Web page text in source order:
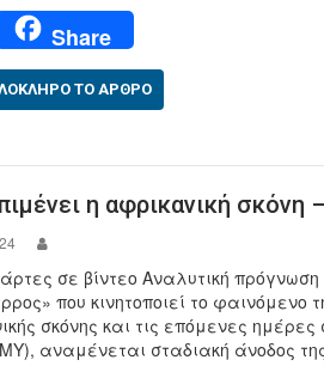
Share
ΤΟ ΆΡΘΡΟ
η αφρικανική σκόνη
σε βίντεο Αναλυτική
που κινητοποιεί το φαινόμενο
σκόνης και τις επόμενες
αναμένεται σταδιακή άνοδος